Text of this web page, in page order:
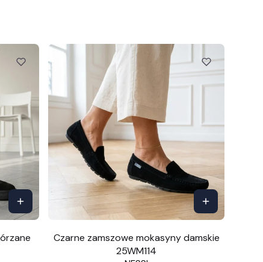
Czarne zamszowe mokasyny damskie
25WM114